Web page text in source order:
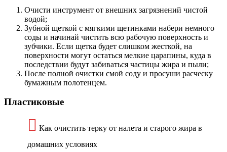
Очисти инструмент от внешних загрязнений чистой
водой;
Зубной щеткой с мягкими щетинками набери немного
соды и начинай чистить всю рабочую поверхность и
зубчики. Если щетка будет слишком жесткой, на
поверхности могут остаться мелкие царапины, куда в
последствии будут забиваться частицы жира и пыли;
После полной очистки смой соду и просуши расческу
бумажным полотенцем.
Пластиковые
Как очистить терку от налета и старого жира в
домашних условиях